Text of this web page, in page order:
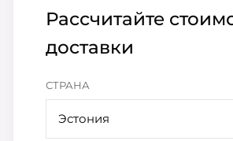
Рассчитайте
доставки
СТРАНА
Эстония